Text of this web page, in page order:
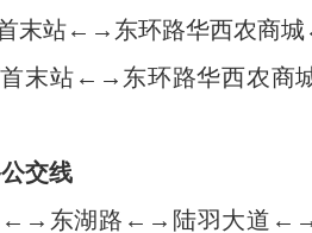
首末站←→东环路华西农商
首末站←→东环路华西农
交线
←→东湖路←→陆羽大道